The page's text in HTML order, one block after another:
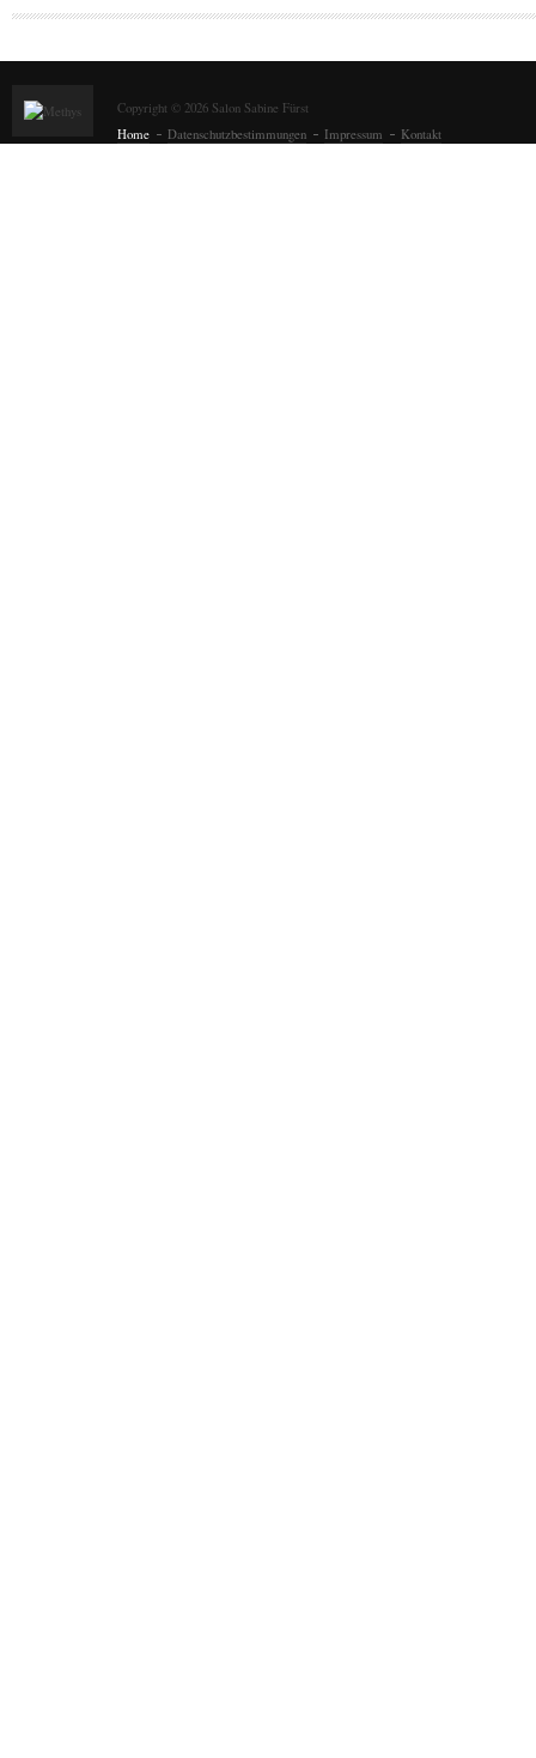
Copyright © 2026 Salon Sabine Fürst
Home
Datenschutzbestimmungen Impressum Kontakt